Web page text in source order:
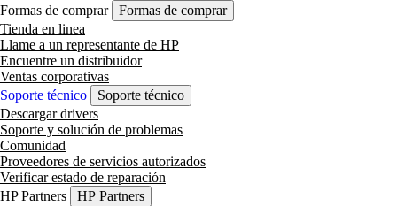
Formas de comprar
Formas de comprar
Tienda en linea
Llame a un representante de HP
Encuentre un distribuidor
Ventas corporativas
Soporte técnico
Soporte técnico
Descargar drivers
Soporte y solución de problemas
Comunidad
Proveedores de servicios autorizados
Verificar estado de reparación
HP Partners
HP Partners